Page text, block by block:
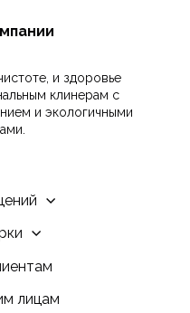
и здоровье
клинерам с
и экологичными
лицам